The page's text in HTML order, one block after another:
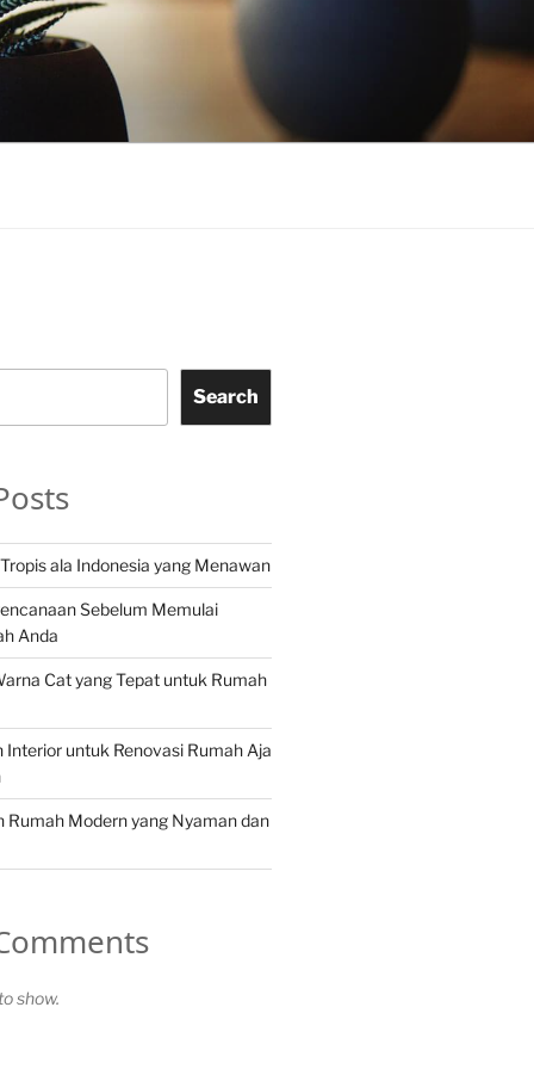
Search
ala Indonesia yang Menawan
Sebelum Memulai
Anda
Cat yang Tepat untuk Rumah
Interior untuk Renovasi Rumah Aja
Rumah Modern yang Nyaman dan
show.